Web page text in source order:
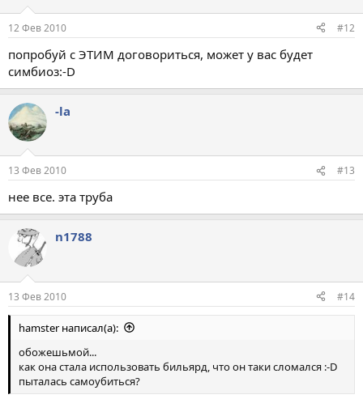
12 Фев 2010 #12
попробуй с ЭТИМ договориться, может у вас будет
симбиоз:-D
-la
13 Фев 2010 #13
нее все. эта труба
n1788
13 Фев 2010 #14
hamster написал(а):
обожешьмой...
как она стала использовать бильярд, что он таки сломался :-D
пыталась самоубиться?